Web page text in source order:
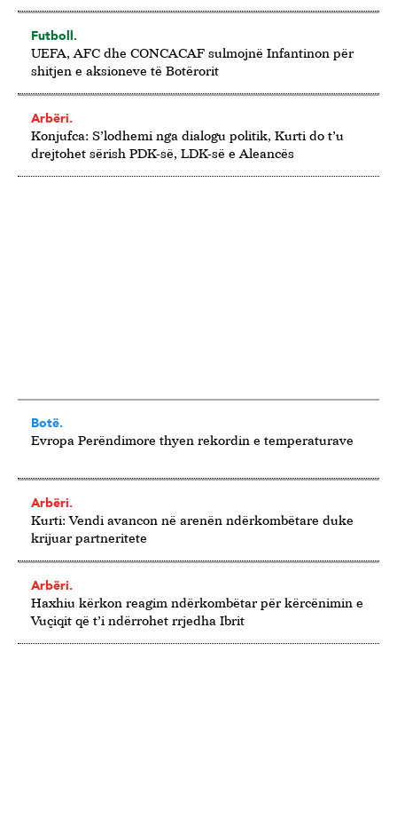
Futboll.
UEFA, AFC dhe CONCACAF sulmojnë Infantinon për
shitjen e aksioneve të Botërorit
Arbëri.
Konjufca: S’lodhemi nga dialogu politik, Kurti do t’u
drejtohet sërish PDK-së, LDK-së e Aleancës
Botë.
Evropa Perëndimore thyen rekordin e temperaturave
Arbëri.
Kurti: Vendi avancon në arenën ndërkombëtare duke
krijuar partneritete
Arbëri.
Haxhiu kërkon reagim ndërkombëtar për kërcënimin e
Vuçiqit që t’i ndërrohet rrjedha Ibrit